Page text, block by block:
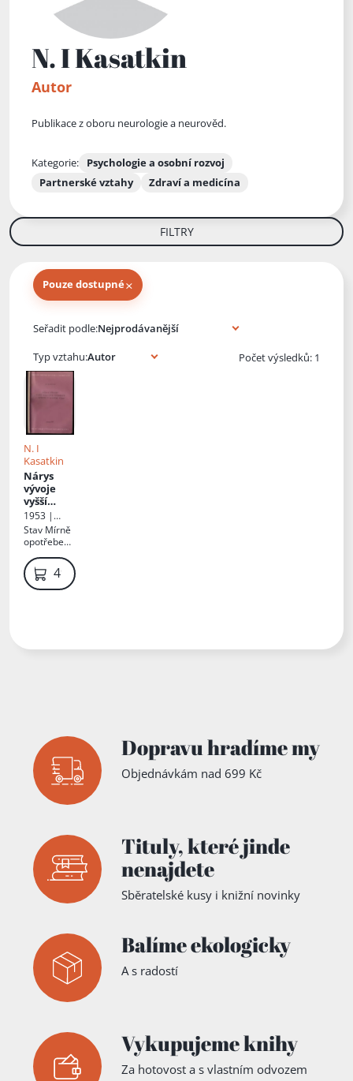
N. I Kasatkin
Autor
Publikace z oboru neurologie a neurověd.
Kategorie:
Psychologie a osobní rozvoj
Partnerské vztahy
Zdraví a medicína
FILTRY
Pouze dostupné×
Seřadit podle:
Typ vztahu:
Počet výsledků: 1
N. I
Kasatkin
Nárys
vývoje
vyšší
nervové
činnosti u
dítěte v
raném
věku
1953 |
Státní
zdravotnick
nakladatels
tví
Stav Mírně
opotřebená
podtrháno
49 Kč
Dopravu hradíme my
Objednávkám nad 699 Kč
Tituly,které jinde
nenajdete
Sběratelské kusy i knižní novinky
Balíme ekologicky
A s radostí
Vykupujeme knihy
Za hotovost a s vlastním odvozem